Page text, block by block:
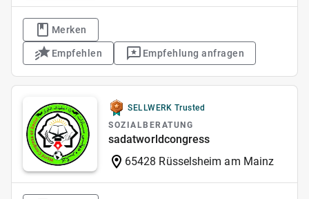
Merken
Empfehlen Empfehlung anfragen
SELLWERK Trusted
SOZIALBERATUNG
sadatworldcongress
65428 Rüsselsheim am Mainz